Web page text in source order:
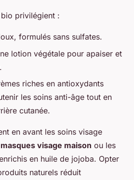
privilégient :
formulés sans sulfates.
lotion végétale pour apaiser et
riches en antioxydants
les soins anti-âge tout en
cutanée.
en avant les soins visage
masques visage maison ou les
en huile de jojoba. Opter
naturels réduit